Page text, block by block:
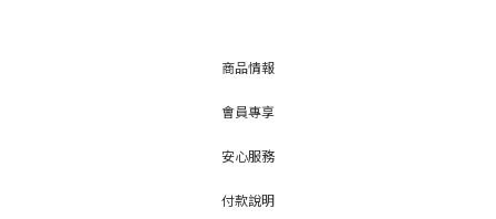
商品情報
會員專享
安心服務
付款說明